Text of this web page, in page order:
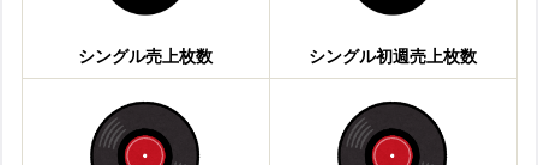
シングル売上枚数 シングル初週売上枚数